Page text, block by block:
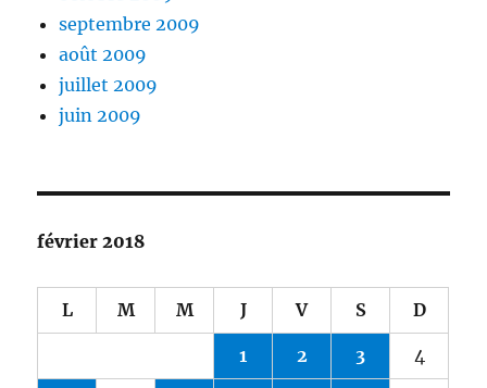
septembre 2009
août 2009
juillet 2009
juin 2009
février 2018
L M M J V S D
1 2 3 4